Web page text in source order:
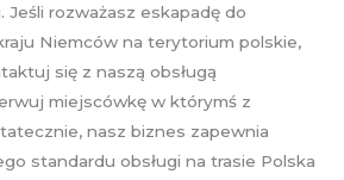
rozważasz eskapadę do
Niemców na terytorium polskie,
się z naszą obsługą
miejscówkę w którymś z
nasz biznes zapewnia
standardu obsługi na trasie Polska